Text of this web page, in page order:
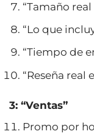
“Tamaño
“Lo que
“Tiempo de
“Reseña real
3: “Ventas”
Promo por